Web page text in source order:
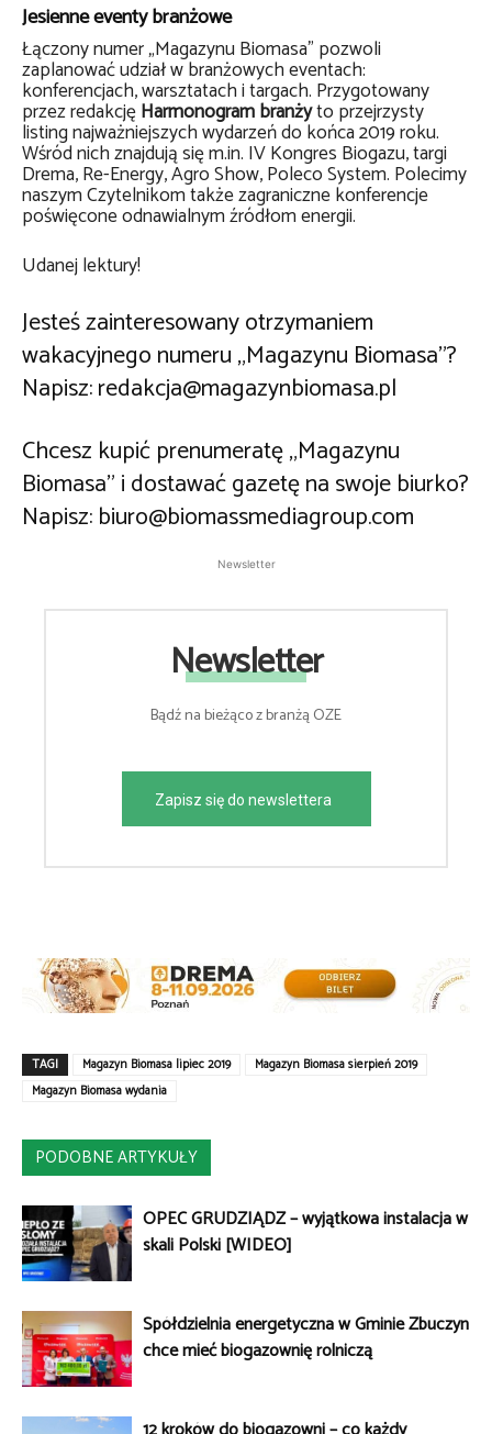
Jesienne eventy branżowe
Łączony numer „Magazynu Biomasa” pozwoli
zaplanować udział w branżowych eventach:
konferencjach, warsztatach i targach. Przygotowany
przez redakcjęHarmonogram branżyto przejrzysty
listing najważniejszych wydarzeń do końca 2019 roku.
Wśród nich znajdują się m.in. IV Kongres Biogazu, targi
Drema, Re-Energy, Agro Show, Poleco System. Polecimy
naszym Czytelnikom także zagraniczne konferencje
poświęcone odnawialnym źródłom energii.
Udanej lektury!
Jesteś zainteresowany otrzymaniem
wakacyjnego numeru „Magazynu Biomasa”?
Napisz:redakcja@magazynbiomasa.pl
Chcesz kupić prenumeratę „Magazynu
Biomasa” i dostawać gazetę na swoje biurko?
Napisz:biuro@biomassmediagroup.com
Newsletter
Newsletter
Bądź na bieżąco z branżą OZE
Zapisz się do newslettera
TAGI Magazyn Biomasa lipiec 2019
Magazyn Biomasa sierpień 2019
Magazyn Biomasa wydania
PODOBNE ARTYKUŁY
OPEC GRUDZIĄDZ – wyjątkowa instalacja w
skali Polski [WIDEO]
Spółdzielnia energetyczna w Gminie Zbuczyn
chce mieć biogazownię rolniczą